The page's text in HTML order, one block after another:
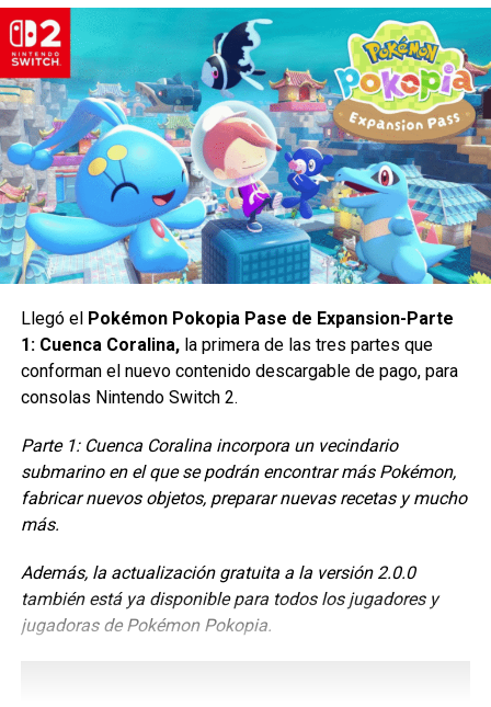
Estrellas, lo que hace que queden infestadas de fuerzas
zerg y den paso al jefe Hidralisco Salvaje.
Completa las fisuras para conseguir armas legendarias
exclusivas con afijos especiales.
temáticos de facción inspirados en las fuerzas icónicas
de StarCraft. Activa los sagrarios para desatar poderosos
orbes alineados con la facción que hayas elegido:
y movimiento durante 8 segundos.
Veneno (zerg): Los ataques disparan proyectiles
venenosos que aplican daño con el tiempo.
Llegó el Pokémon Pokopia Pase de Expansion-Parte
1: Cuenca Coralina,la primera de las tres partes que
conforman el nuevo contenido descargable de pago, para
consolas Nintendo Switch 2.
Parte 1: Cuenca Coralina incorpora un vecindario
submarino en el que se podrán encontrar más Pokémon,
fabricar nuevos objetos, preparar nuevas recetas y mucho
más.
Además, la actualización gratuita a la versión 2.0.0
también está ya disponible para todos los jugadores y
jugadoras de Pokémon Pokopia.